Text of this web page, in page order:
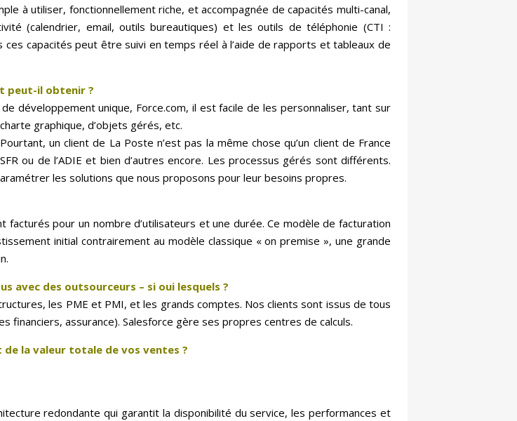
à utiliser, fonctionnellement riche, et accompagnée de capacités multi-canal,
(calendrier, email, outils bureautiques) et les outils de téléphonie (CTI :
capacités peut être suivi en temps réel à l’aide de rapports et tableaux de
peut-il obtenir ?
développement unique, Force.com, il est facile de les personnaliser, tant sur
graphique, d’objets gérés, etc.
un client de La Poste n’est pas la même chose qu’un client de France
ou de l’ADIE et bien d’autres encore. Les processus gérés sont différents.
les solutions que nous proposons pour leur besoins propres.
pour un nombre d’utilisateurs et une durée. Ce modèle de facturation
initial contrairement au modèle classique « on premise », une grande
avec des outsourceurs – si oui lesquels ?
les PME et PMI, et les grands comptes. Nos clients sont issus de tous
assurance). Salesforce gère ses propres centres de calculs.
la valeur totale de vos ventes ?
redondante qui garantit la disponibilité du service, les performances et